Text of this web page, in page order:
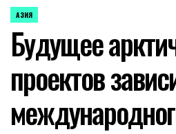
ОПУБЛИКОВАНО
АЗИЯ
Будущее
проектов